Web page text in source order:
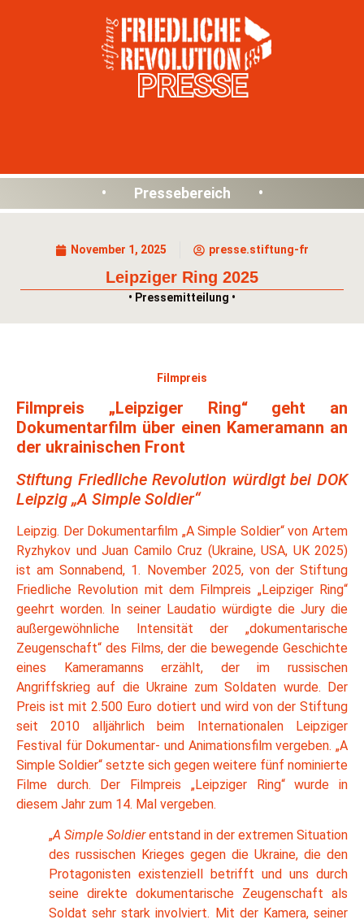
PRESSE
• Pressebereich •
November 1, 2025 presse.stiftung-fr
Leipziger Ring 2025
• Pressemitteilung •
Filmpreis
Filmpreis „Leipziger Ring“ geht an
Dokumentarfilm über einen Kameramann an
der ukrainischen Front
Stiftung Friedliche Revolution würdigt bei DOK
Leipzig „A Simple Soldier“
Leipzig. Der Dokumentarfilm „A Simple Soldier“ von Artem
Ryzhykov und Juan Camilo Cruz (Ukraine, USA, UK 2025)
ist am Sonnabend, 1. November 2025, von der Stiftung
Friedliche Revolution mit dem Filmpreis „Leipziger Ring“
geehrt worden. In seiner Laudatio würdigte die Jury die
außergewöhnliche Intensität der „dokumentarische
Zeugenschaft“ des Films, der die bewegende Geschichte
eines Kameramanns erzählt, der im russischen
Angriffskrieg auf die Ukraine zum Soldaten wurde. Der
Preis ist mit 2.500 Euro dotiert und wird von der Stiftung
seit 2010 alljährlich beim Internationalen Leipziger
Festival für Dokumentar- und Animationsfilm vergeben. „A
Simple Soldier“ setzte sich gegen weitere fünf nominierte
Filme durch. Der Filmpreis „Leipziger Ring“ wurde in
diesem Jahr zum 14. Mal vergeben.
„A Simple Soldierentstand in der extremen Situation
des russischen Krieges gegen die Ukraine, die den
Protagonisten existenziell betrifft und uns durch
seine direkte dokumentarische Zeugenschaft als
Soldat sehr stark involviert. Mit der Kamera, seiner